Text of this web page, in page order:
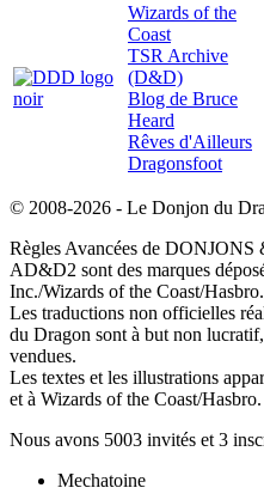
Wizards of the
Coast
TSR Archive
(D&D)
Blog de Bruce
Heard
Rêves d'Ailleurs
Dragonsfoot
© 2008-2026 - Le Donjon du
Règles Avancées de
AD&D2 sont des marques
Inc./Wizards of the Coast/Hasbro.
Les traductions non officielles
du Dragon sont à but non
vendues.
Les textes et les illustrations
et à Wizards of the Coast/Hasbro.
Nous avons 5003 invités et 3
Mechatoine